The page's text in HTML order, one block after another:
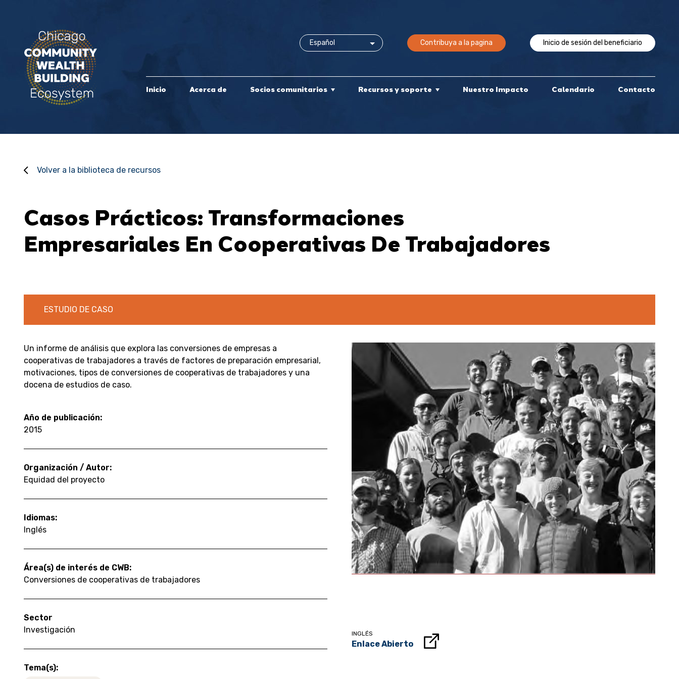
Contribuya a la pagina Inicio de sesión del beneficiario
Inicio Acerca de Socios comunitarios Recursos y soporte Nuestro Impacto Calendario Contacto
Volver a la biblioteca de recursos
Casos Prácticos: Transformaciones
Empresariales En Cooperativas De Trabajadores
ESTUDIO DE CASO
Un informe de análisis que explora las conversiones de empresas a
cooperativas de trabajadores a través de factores de preparación empresarial,
motivaciones, tipos de conversiones de cooperativas de trabajadores y una
docena de estudios de caso.
Año de publicación:
2015
Organización / Autor:
Equidad del proyecto
Idiomas:
Inglés
Área(s) de interés de CWB:
Conversiones de cooperativas de trabajadores
Sector
Investigación
Tema(s):
INGLÉS
Enlace Abierto